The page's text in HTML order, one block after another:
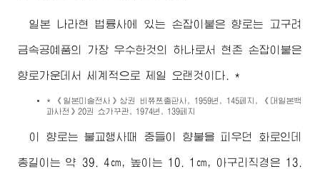
일본 나라현 법륭사에 있는 손잡이붙은 향로는 고구려
금속공예품의 가장 우수한것의 하나로서 현존 손잡이붙은
향로가운데서 세계적으로 제일 오랜것이다. *
* 《일본미술전사》상권 비쮸쯔출판사, 1959년, 145페지, 《대일본백
과사전》20권 쇼가꾸관, 1974년, 139페지
이 향로는 불교행사때 중들이 향불을 피우던 화로인데
총길이는 약 39. 4㎝, 높이는 10. 1㎝, 아구리직경은 13.